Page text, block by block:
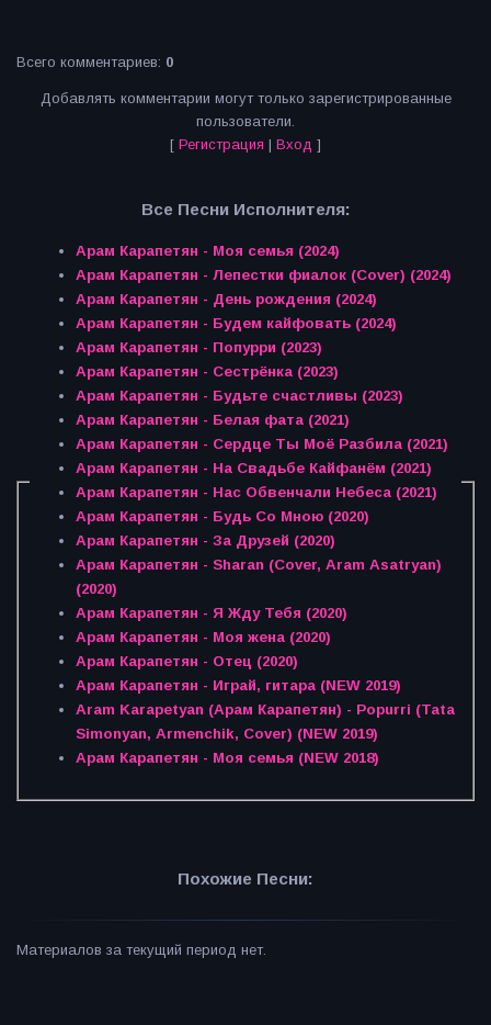
Всего комментариев: 0
Добавлять комментарии могут только зарегистрированные
пользователи.
[ Регистрация | Вход ]
Все Песни Исполнителя:
Арам Карапетян - Моя семья (2024)
Арам Карапетян - Лепестки фиалок (Cover) (2024)
Арам Карапетян - День рождения (2024)
Арам Карапетян - Будем кайфовать (2024)
Арам Карапетян - Попурри (2023)
Арам Карапетян - Сестрёнка (2023)
Арам Карапетян - Будьте счастливы (2023)
Арам Карапетян - Белая фата (2021)
Арам Карапетян - Сердце Ты Моё Разбила (2021)
Арам Карапетян - На Свадьбе Кайфанём (2021)
Арам Карапетян - Нас Обвенчали Небеса (2021)
Арам Карапетян - Будь Со Мною (2020)
Арам Карапетян - За Друзей (2020)
Арам Карапетян - Sharan (Cover, Aram Asatryan)
(2020)
Арам Карапетян - Я Жду Тебя (2020)
Арам Карапетян - Моя жена (2020)
Арам Карапетян - Отец (2020)
Арам Карапетян - Играй, гитара (NEW 2019)
Aram Karapetyan (Арам Карапетян) - Popurri (Tata
Simonyan, Armenchik, Cover) (NEW 2019)
Арам Карапетян - Моя семья (NEW 2018)
Похожие Песни:
Материалов за текущий период нет.